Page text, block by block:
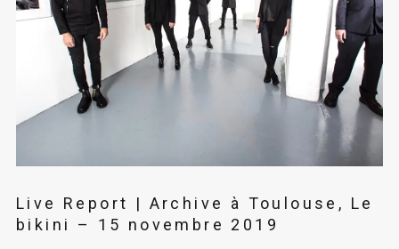
Live Report | Archive à Toulouse, Le
bikini – 15 novembre 2019